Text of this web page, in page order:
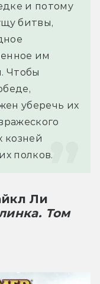
и потому
битвы,
им
Чтобы
уберечь их
козней
полков.
Ли
Том